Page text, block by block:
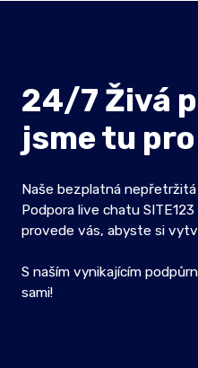
24/7 Živá
jsme tu
Naše bezplatná
Podpora live chatu
provede vás, abyste si
S naším vynikajícím
sami!